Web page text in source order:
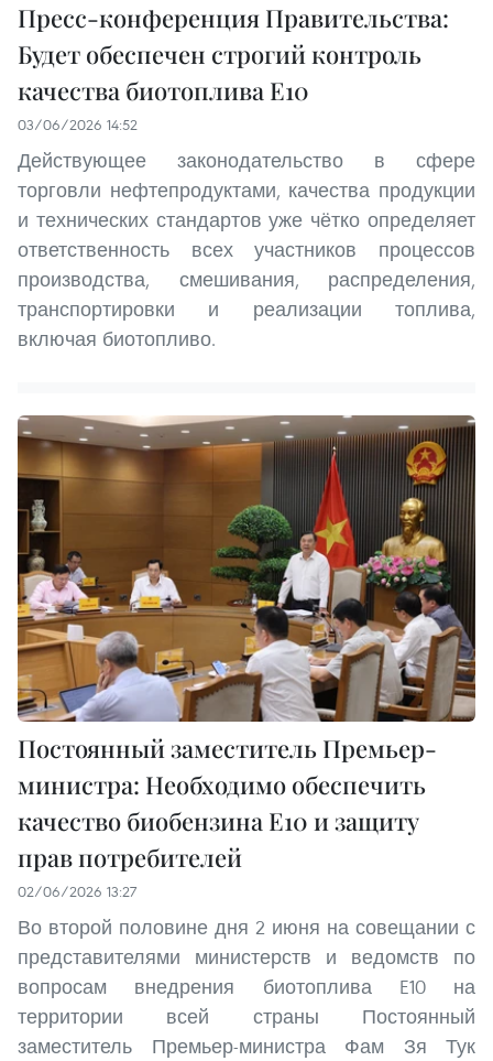
Пресс-конференция Правительства:
Будет обеспечен строгий контроль
качества биотоплива E10
03/06/2026 14:52
Действующее законодательство в сфере
торговли нефтепродуктами, качества продукции
и технических стандартов уже чётко определяет
ответственность всех участников процессов
производства, смешивания, распределения,
транспортировки и реализации топлива,
включая биотопливо.
Постоянный заместитель Премьер-
министра: Необходимо обеспечить
качество биобензина E10 и защиту
прав потребителей
02/06/2026 13:27
Во второй половине дня 2 июня на совещании с
представителями министерств и ведомств по
вопросам внедрения биотоплива E10 на
территории всей страны Постоянный
заместитель Премьер-министра Фам Зя Тук